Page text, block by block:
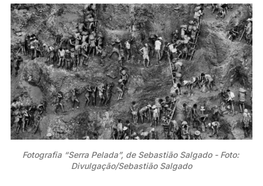
Fotografia “Serra Pelada”, de Sebastião Salgado - Foto:
Divulgação/Sebastião Salgado